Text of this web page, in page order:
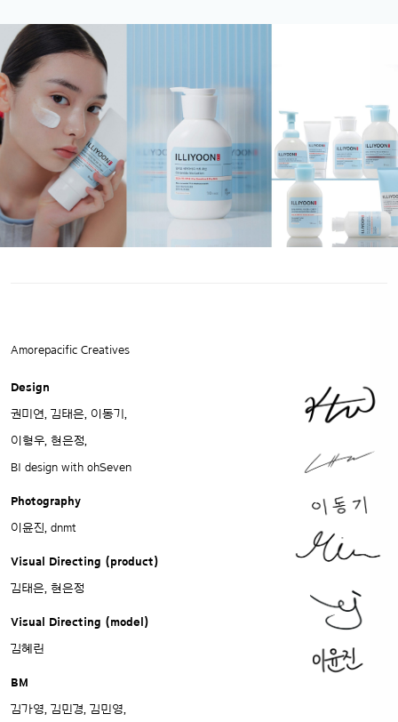
Amorepacific Creatives
Design
권미연, 김태은, 이동기,
이형우, 현은정,
BI design with ohSeven
Photography
이윤진, dnmt
Visual Directing (product)
김태은, 현은정
Visual Directing (model)
김혜린
BM
김가영, 김민경, 김민영,